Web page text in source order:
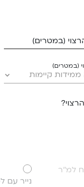
(במטרים)
(במטרים)
נייר עם